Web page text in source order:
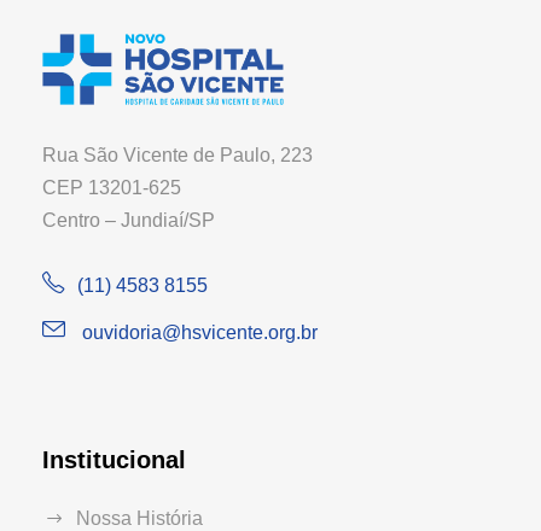
Rua São Vicente de Paulo, 223
CEP 13201-625
Centro – Jundiaí/SP
(11) 4583 8155
ouvidoria@hsvicente.org.br
Institucional
Nossa História